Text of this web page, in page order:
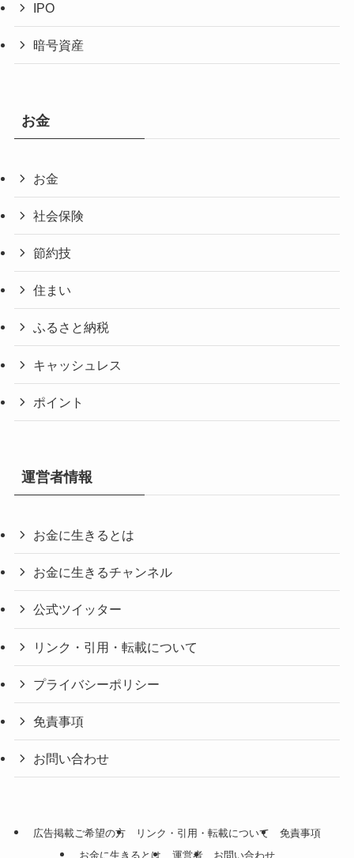
IPO
暗号資産
お金
お金
社会保険
節約技
住まい
ふるさと納税
キャッシュレス
ポイント
運営者情報
お金に生きるとは
お金に生きるチャンネル
公式ツイッター
リンク・引用・転載について
プライバシーポリシー
免責事項
お問い合わせ
広告掲載ご希望の方 リンク・引用・転載について
免責事項
お金に生きるとは
運営者 お問い合わせ